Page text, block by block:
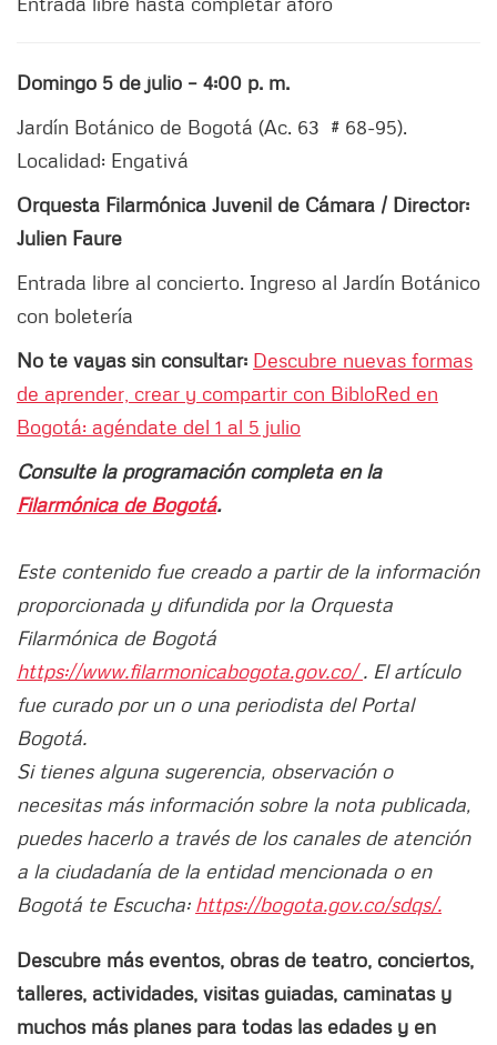
Domingo 5 de julio – 4:00 p. m.
Jardín Botánico de Bogotá (Ac. 63 # 68-95).
Localidad: Engativá
Orquesta Filarmónica Juvenil de Cámara / Director:
Julien Faure
Entrada libre al concierto. Ingreso al Jardín Botánico
con boletería
No te vayas sin consultar: Descubre nuevas formas
de aprender, crear y compartir con BibloRed en
Bogotá: agéndate del 1 al 5 julio
Consulte la programación completa en la
Filarmónica de Bogotá.
Este contenido fue creado a partir de la información
proporcionada y difundida por la Orquesta
Filarmónica de Bogotá
https://www.filarmonicabogota.gov.co/. El artículo
fue curado por un o una periodista del Portal
Bogotá.
Si tienes alguna sugerencia, observación o
necesitas más información sobre la nota publicada,
puedes hacerlo a través de los canales de atención
a la ciudadanía de la entidad mencionada o en
Bogotá te Escucha: https://bogota.gov.co/sdqs/.
Descubre más eventos, obras de teatro, conciertos,
talleres, actividades, visitas guiadas, caminatas y
muchos más planes para todas las edades y en